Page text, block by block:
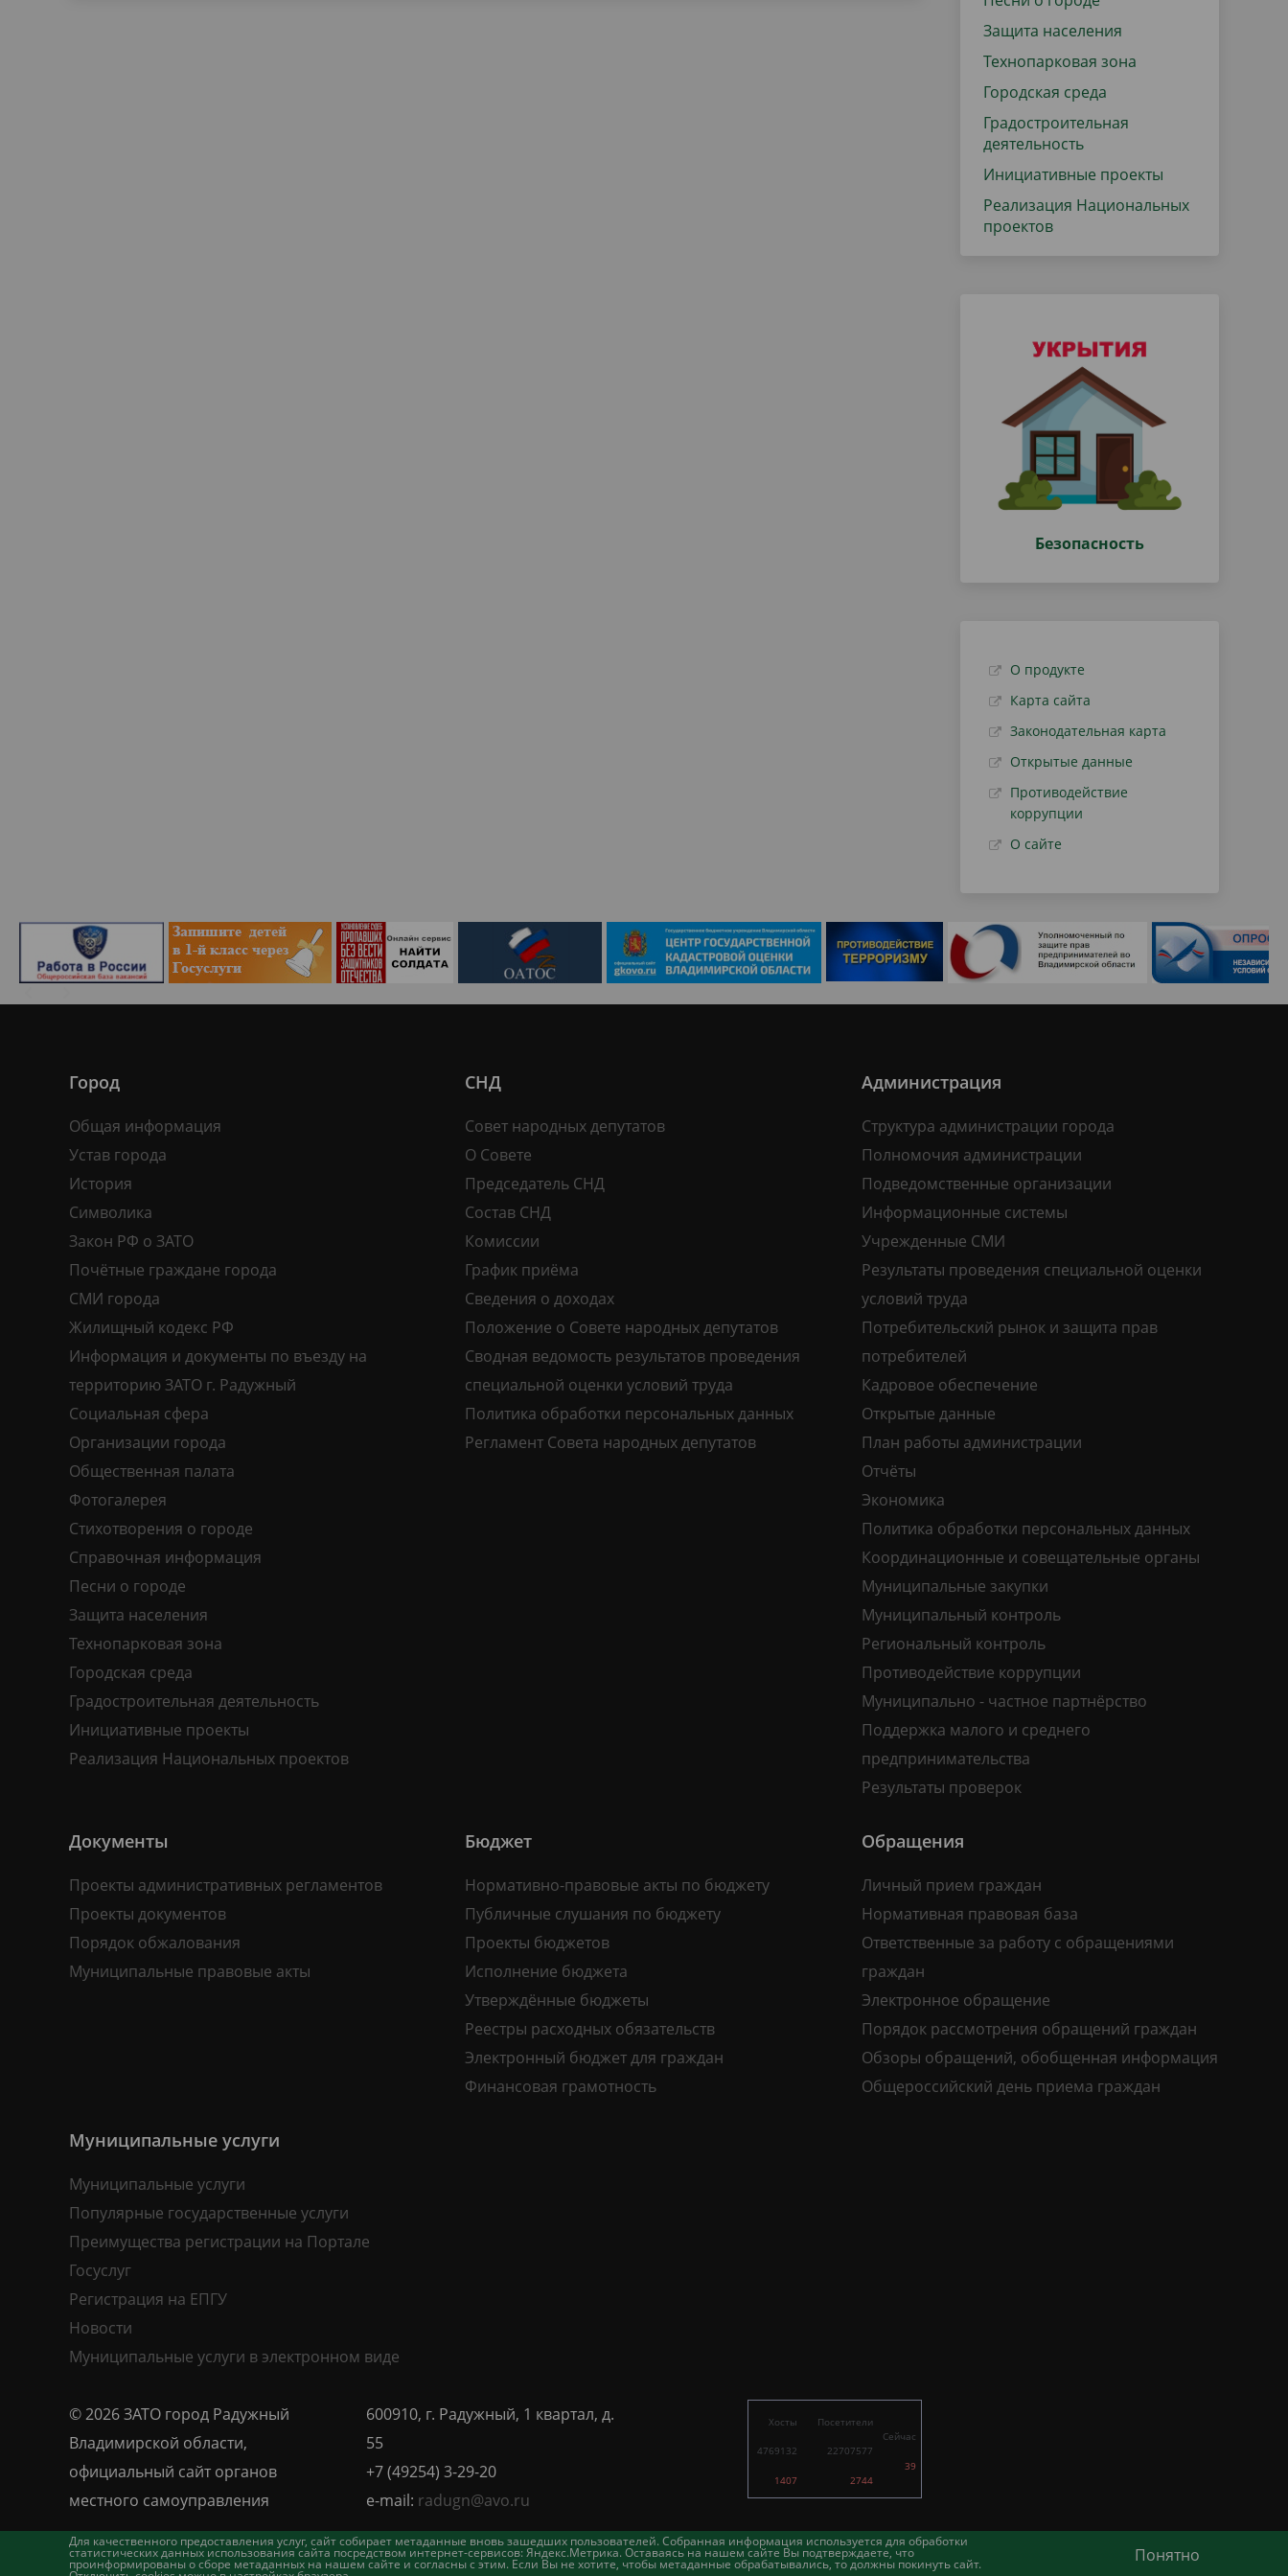
Защита населения
Технопарковая зона
Городская среда
Градостроительная
деятельность
Инициативные проекты
Реализация Национальных
проектов
Безопасность
О продукте
Карта сайта
Законодательная карта
Открытые данные
Противодействие
коррупции
О сайте
Для качественного предоставления услуг, сайт собирает метаданные вновь зашедших пользователей. Собранная информация используется для обработки
статистических данных использования сайта посредством интернет-сервисов: Яндекс.Метрика. Оставаясь на нашем сайте Вы подтверждаете, что
проинформированы о сборе метаданных на нашем сайте и согласны с этим. Если Вы не хотите, чтобы метаданные обрабатывались, то должны покинуть сайт. Понятно
Город
Общая информация
Устав города
История
Символика
Закон РФ о ЗАТО
Почётные граждане города
СМИ города
Жилищный кодекс РФ
Информация и документы по въезду на
территорию ЗАТО г. Радужный
Социальная сфера
Организации города
Общественная палата
Фотогалерея
Стихотворения о городе
Справочная информация
Песни о городе
Защита населения
Технопарковая зона
Городская среда
Градостроительная деятельность
Инициативные проекты
Реализация Национальных проектов
СНД
Совет народных депутатов
О Совете
Председатель СНД
Состав СНД
Комиссии
График приёма
Сведения о доходах
Положение о Совете народных депутатов
Сводная ведомость результатов проведения
специальной оценки условий труда
Политика обработки персональных данных
Регламент Совета народных депутатов
Администрация
Структура администрации города
Полномочия администрации
Подведомственные организации
Информационные системы
Учрежденные СМИ
Результаты проведения специальной оценки
условий труда
Потребительский рынок и защита прав
потребителей
Кадровое обеспечение
Открытые данные
План работы администрации
Отчёты
Экономика
Политика обработки персональных данных
Координационные и совещательные органы
Муниципальные закупки
Муниципальный контроль
Региональный контроль
Противодействие коррупции
Муниципально - частное партнёрство
Поддержка малого и среднего
предпринимательства
Результаты проверок
Документы
Проекты административных регламентов
Проекты документов
Порядок обжалования
Муниципальные правовые акты
Бюджет
Нормативно-правовые акты по бюджету
Публичные слушания по бюджету
Проекты бюджетов
Исполнение бюджета
Утверждённые бюджеты
Реестры расходных обязательств
Электронный бюджет для граждан
Финансовая грамотность
Обращения
Личный прием граждан
Нормативная правовая база
Ответственные за работу с обращениями
граждан
Электронное обращение
Порядок рассмотрения обращений граждан
Обзоры обращений, обобщенная информация
Общероссийский день приема граждан
Муниципальные услуги
Муниципальные услуги
Популярные государственные услуги
Преимущества регистрации на Портале
Госуслуг
Регистрация на ЕПГУ
Новости
Муниципальные услуги в электронном виде
© 2026 ЗАТО город Радужный
Владимирской области,
официальный сайт органов
местного самоуправления
600910, г. Радужный, 1 квартал, д.
55
+7 (49254) 3-29-20
e-mail: radugn@avo.ru
Хосты
4769132
1407
Посетители
22707577
2744
Сейчас
39